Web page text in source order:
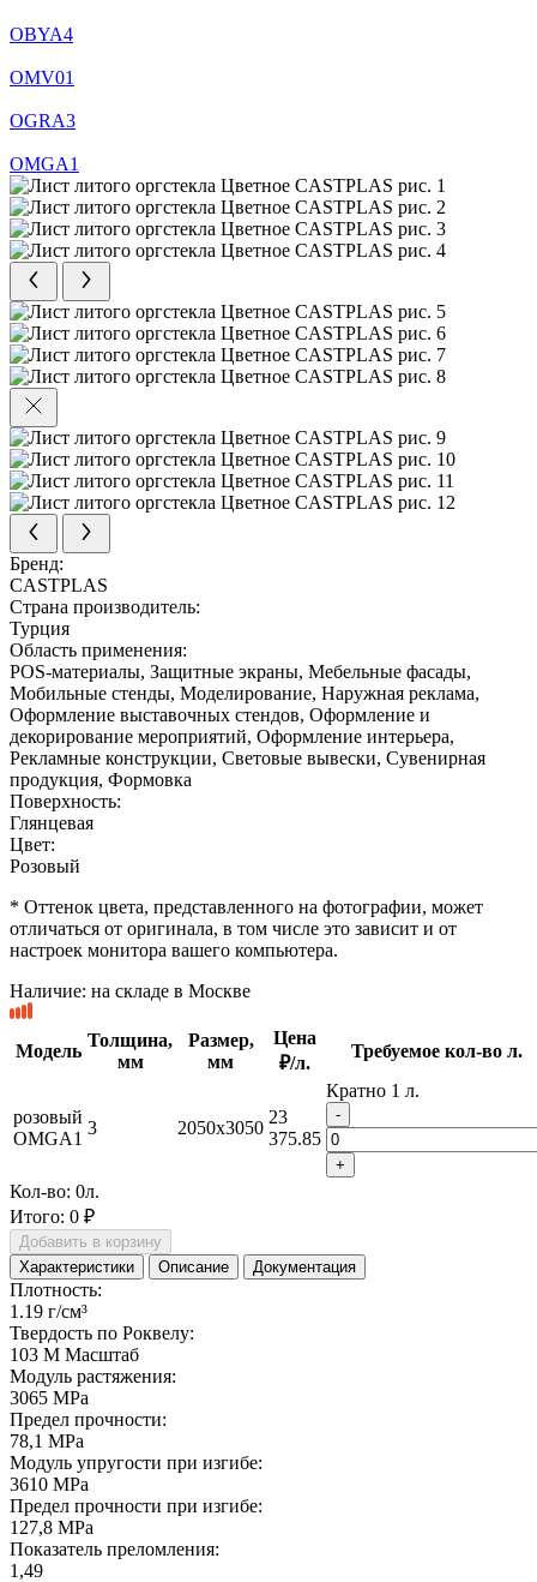
OBYA4
OMV01
OGRA3
ОМGA1
Бренд:
CASTPLAS
Страна производитель:
Турция
Область применения:
POS-материалы, Защитные экраны, Мебельные фасады,
Мобильные стенды, Моделирование, Наружная реклама,
Оформление выставочных стендов, Оформление и
декорирование мероприятий, Оформление интерьера,
Рекламные конструкции, Световые вывески, Сувенирная
продукция, Формовка
Поверхность:
Глянцевая
Цвет:
Розовый
* Оттенок цвета, представленного на фотографии, может
отличаться от оригинала, в том числе это зависит и от
настроек монитора вашего компьютера.
Наличие: на складе в Москве
Модель
Толщина,
мм
Размер,
мм
Цена
₽/л.
Требуемое кол-во л.
розовый
ОМGA1
3 2050x3050
23
375.85
Кратно 1 л.
-
+
Кол-во: 0л.
Итого: 0 ₽
Добавить в корзину
Характеристики
Описание Документация
Плотность:
1.19 г/см³
Твердость по Роквелу:
103 М Масштаб
Модуль растяжения:
3065 MPa
Предел прочности:
78,1 MPa
Модуль упругости при изгибе:
3610 MPa
Предел прочности при изгибе:
127,8 MPa
Показатель преломления:
1,49